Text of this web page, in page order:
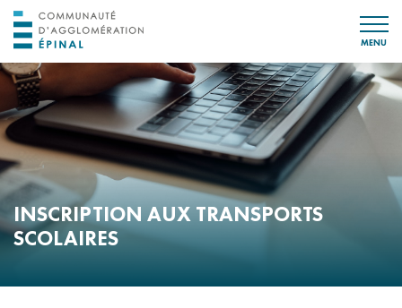
MENU
INSCRIPTION AUX TRANSPORTS
SCOLAIRES